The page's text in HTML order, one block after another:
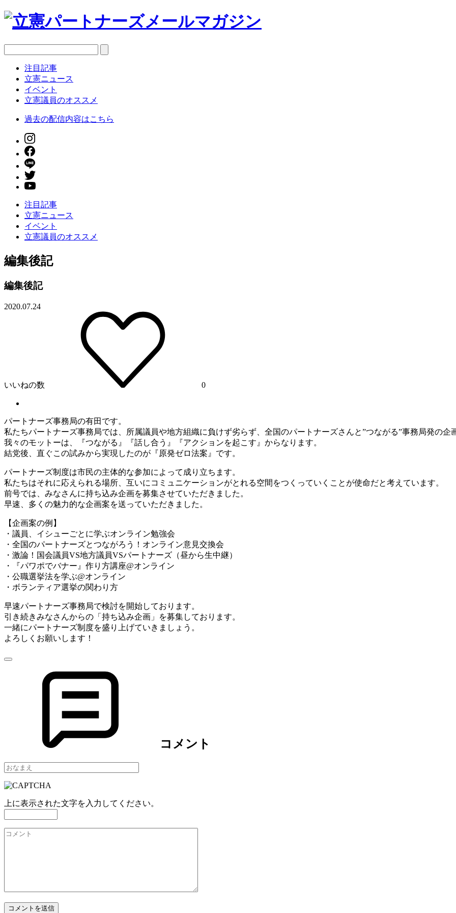
注目記事
立憲ニュース
イベント
立憲議員のオススメ
過去の配信内容はこちら
注目記事
立憲ニュース
イベント
立憲議員のオススメ
編集後記
編集後記
2020.07.24
いいねの数 0
パートナーズ事務局の有田です。
私たちパートナーズ事務局では、 所属議員や地方組織に負けず劣らず、全国のパートナーズさんと”つながる”事務局発の企
我々のモットーは、『つながる』『話し合う』『アクションを起こす』からなります。
結党後、直ぐこの試みから実現したのが『原発ゼロ法案』です。
パートナーズ制度は市民の主体的な参加によって成り立ちます。
私たちはそれに応えられる場所、 互いにコミュニケーションがとれる空間をつくっていくことが使命だと考えています。
前号では、みなさんに持ち込み企画を募集させていただきました。
早速、多くの魅力的な企画案を送っていただきました。
【企画案の例】
・議員、イシューごとに学ぶオンライン勉強会
・全国のパートナーズとつながろう！オンライン意見交換会
・激論！国会議員VS地方議員VSパートナーズ（昼から生中継）
・『パワポでバナー』作り方講座@オンライン
・公職選挙法を学ぶ@オンライン
・ボランティア選挙の関わり方
早速パートナーズ事務局で検討を開始しております。
引き続きみなさんからの「持ち込み企画」を募集しております。
一緒にパートナーズ制度を盛り上げていきましょう。
よろしくお願いします！
コメント
上に表示された文字を入力してください。